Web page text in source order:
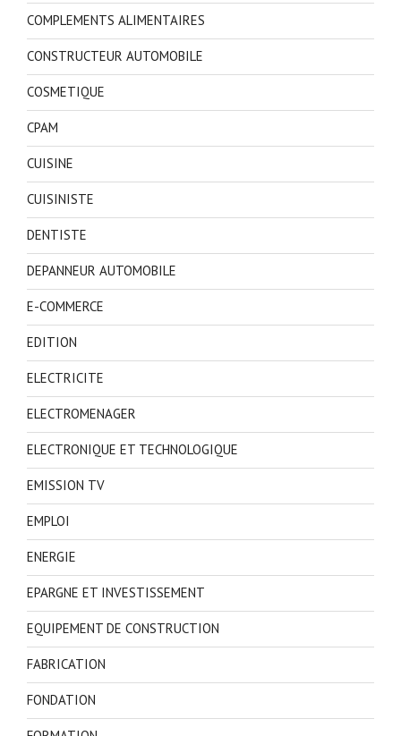
COMPLEMENTS ALIMENTAIRES
CONSTRUCTEUR AUTOMOBILE
COSMETIQUE
CPAM
CUISINE
CUISINISTE
DENTISTE
DEPANNEUR AUTOMOBILE
E-COMMERCE
EDITION
ELECTRICITE
ELECTROMENAGER
ELECTRONIQUE ET TECHNOLOGIQUE
EMISSION TV
EMPLOI
ENERGIE
EPARGNE ET INVESTISSEMENT
EQUIPEMENT DE CONSTRUCTION
FABRICATION
FONDATION